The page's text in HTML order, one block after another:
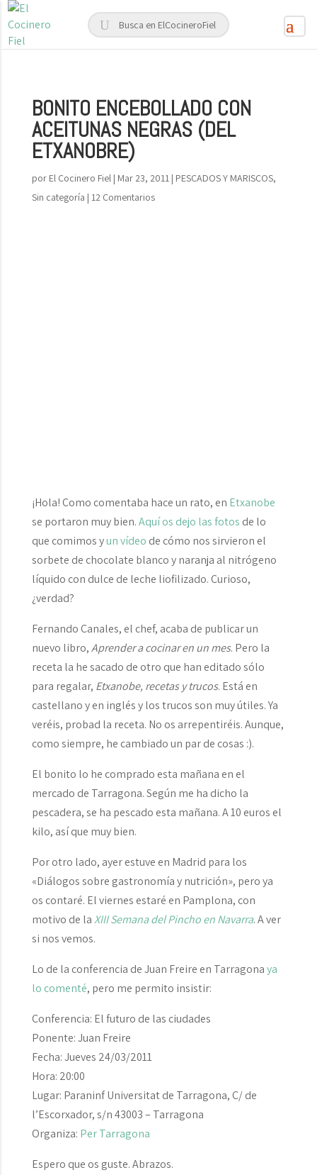
BONITO ENCEBOLLADO CON
ACEITUNAS NEGRAS (DEL
ETXANOBRE)
por El Cocinero Fiel| Mar 23, 2011| PESCADOS Y MARISCOS,
Sin categoría | 12 Comentarios
¡Hola! Como comentaba hace un rato, en Etxanobe
se portaron muy bien.Aquí os dejo las fotos de lo
que comimos yun vídeo de cómo nos sirvieron el
sorbete de chocolate blanco y naranja al nitrógeno
líquido con dulce de leche liofilizado. Curioso,
¿verdad?
Fernando Canales, el chef, acaba de publicar un
nuevo libro,Aprender a cocinar en un mes. Pero la
receta la he sacado de otro que han editado sólo
para regalar, Etxanobe, recetas y trucos. Está en
castellano y en inglés y los trucos son muy útiles. Ya
veréis, probad la receta. No os arrepentiréis. Aunque,
como siempre, he cambiado un par de cosas :).
El bonito lo he comprado esta mañana en el
mercado de Tarragona. Según me ha dicho la
pescadera, se ha pescado esta mañana. A 10 euros el
kilo, así que muy bien.
Por otro lado, ayer estuve en Madrid para los
«Diálogos sobre gastronomía y nutrición», pero ya
os contaré. El viernes estaré en Pamplona, con
motivo de laXIII Semana del Pincho en Navarra. A ver
si nos vemos.
Lo de la conferencia de Juan Freire en Tarragonaya
lo comenté, pero me permito insistir:
Conferencia: El futuro de las ciudades
Ponente: Juan Freire
Fecha: Jueves 24/03/2011
Hora: 20:00
Lugar: Paraninf Universitat de Tarragona, C/ de
l’Escorxador, s/n 43003 – Tarragona
Organiza: Per Tarragona
Espero que os guste. Abrazos.